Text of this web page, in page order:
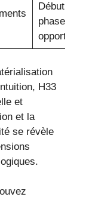
Début de
phase,
H33
et
et la
se révèle